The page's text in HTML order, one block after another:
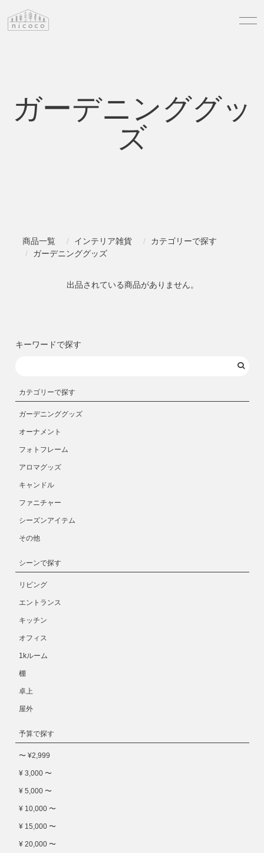
ガーデニンググッ
ズ
商品一覧 インテリア雑貨
カテゴリーで探す
ガーデニンググッズ
出品されている商品がありません。
キーワードで探す
カテゴリーで探す
ガーデニンググッズ
オーナメント
フォトフレーム
アロマグッズ
キャンドル
ファニチャー
シーズンアイテム
その他
シーンで探す
リビング
エントランス
キッチン
オフィス
1kルーム
棚
卓上
屋外
予算で探す
〜 ¥2,999
¥ 3,000 〜
¥ 5,000 〜
¥ 10,000 〜
¥ 15,000 〜
¥ 20,000 〜